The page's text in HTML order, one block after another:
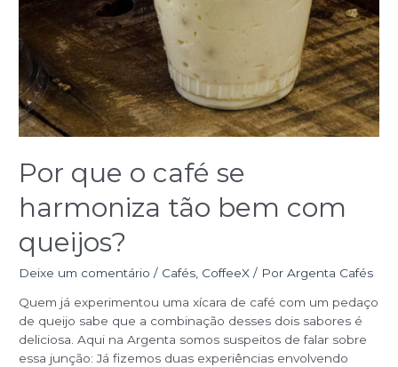
Por que o café se
harmoniza tão bem com
queijos?
Deixe um comentário / Cafés CoffeeX / PorArgenta Cafés
Quem já experimentou uma xícara de café com um pedaço
de queijo sabe que a combinação desses dois sabores é
deliciosa. Aqui na Argenta somos suspeitos de falar sobre
essa junção: Já fizemos duas experiências envolvendo